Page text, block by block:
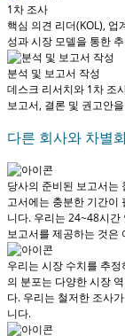
1차 조사
핵심 의견 리더(KOL),
성과 시장 모델을 통한
분석 및 보고서 작성
데스크 리서치와 1차 조
보고서, 결론 및 권고안
다른 회사와 차별
당사의 준비된 보고서는
고서에는 충분한 기간이
니다. 우리는 24~48시간
보고서를 제공하는 것은
우리는 시장 수치를 추
의 분포는 다양한 시장
다. 우리는 철저한 조사
니다.